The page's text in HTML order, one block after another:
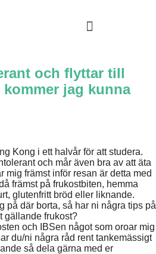
och flyttar till
jag kunna
Kong i ett halvår för att studera.
och mår även bra av att äta
mig främst inför resan är detta med
främst på frukostbiten, hemma
glutenfritt bröd eller liknande.
på där borta, så har ni några tips på
gällande frukost?
och IBSen något som oroar mig
du/ni några råd rent tankemässigt
så dela gärna med er